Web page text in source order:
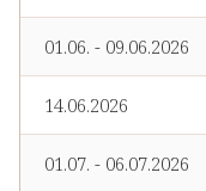
01.06. - 09.06.2026
14.06.2026
01.07. - 06.07.2026